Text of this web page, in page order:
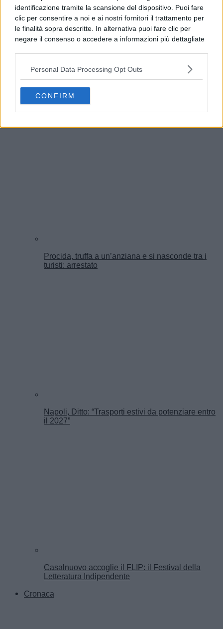
identificazione tramite la scansione del dispositivo. Puoi fare
clic per consentire a noi e ai nostri fornitori il trattamento per
le finalità sopra descritte. In alternativa puoi fare clic per
negare il consenso o accedere a informazioni più dettagliate
possono non richiedere il tuo consenso, ma hai il diritto di
opporti a tale trattamento. Le tue preferenze si
preferenze in qualsiasi momento ritornando su questo sito o
consultando la nostrainformativa sulla riservatezza.
Personal Data Processing Opt Outs
CONFIRM
Qualiano, rifiuti e materiale edile in periferia:
Procida, truffa a un’anziana e si nasconde tra i
turisti: arrestato
Napoli, Ditto: “Trasporti estivi da potenziare entro
il 2027”
Casalnuovo accoglie il FLIP: il Festival della
Letteratura Indipendente
Cronaca